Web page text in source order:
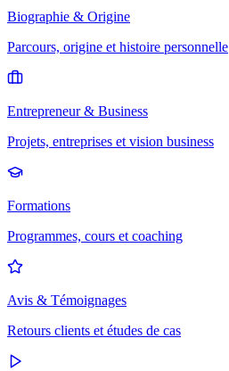
Biographie & Origine
Parcours, origine et histoire personnelle
Entrepreneur & Business
Projets, entreprises et vision business
Formations
Programmes, cours et coaching
Avis & Témoignages
Retours clients et études de cas